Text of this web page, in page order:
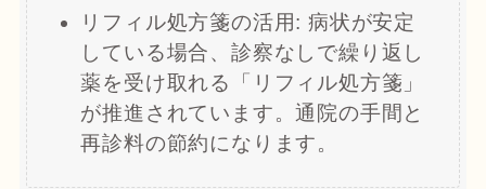
リフィル処方箋の活用: 病状が安定
している場合、診察なしで繰り返し
薬を受け取れる「リフィル処方箋」
が推進されています。通院の手間と
再診料の節約になります。